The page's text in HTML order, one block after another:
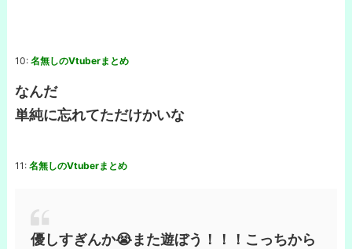
10: 名無しのVtuberまとめ
なんだ
単純に忘れてただけかいな
11: 名無しのVtuberまとめ
優しすぎんか😭また遊ぼう！！！こっちから